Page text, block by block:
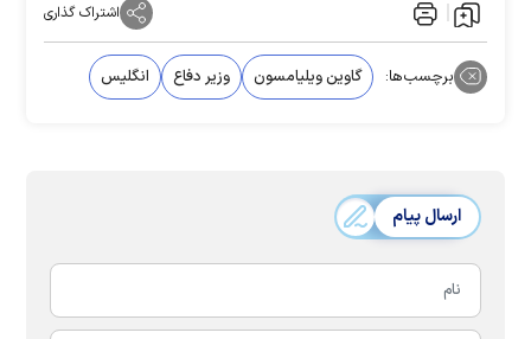
اشتراک گذاری
برچسب‌ها: گاوین ویلیامسون وزیر دفاع انگلیس
ارسال پیام